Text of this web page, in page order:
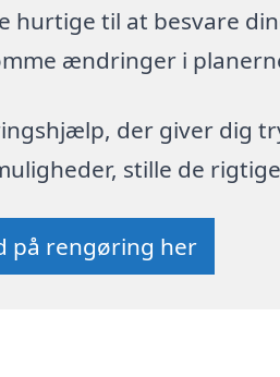
hurtige til at besvare
ændringer i
der giver dig
stille de
på rengøring her